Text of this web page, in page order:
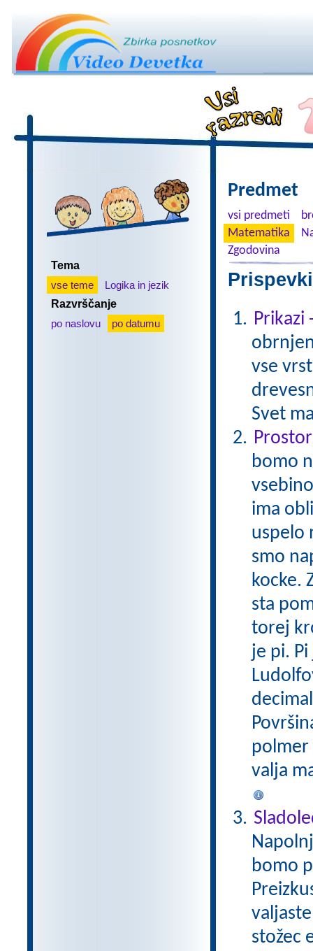
Tema
vse teme
Logika in jezik
Razvrščanje
po naslovu
po datumu
Predmet
vsi predmeti
Matematika
Zgodovina
vse
Svet
bomo
ima
uspelo
smo
kocke.
sta
torej
je pi.
polmer
valja
bomo
stožec